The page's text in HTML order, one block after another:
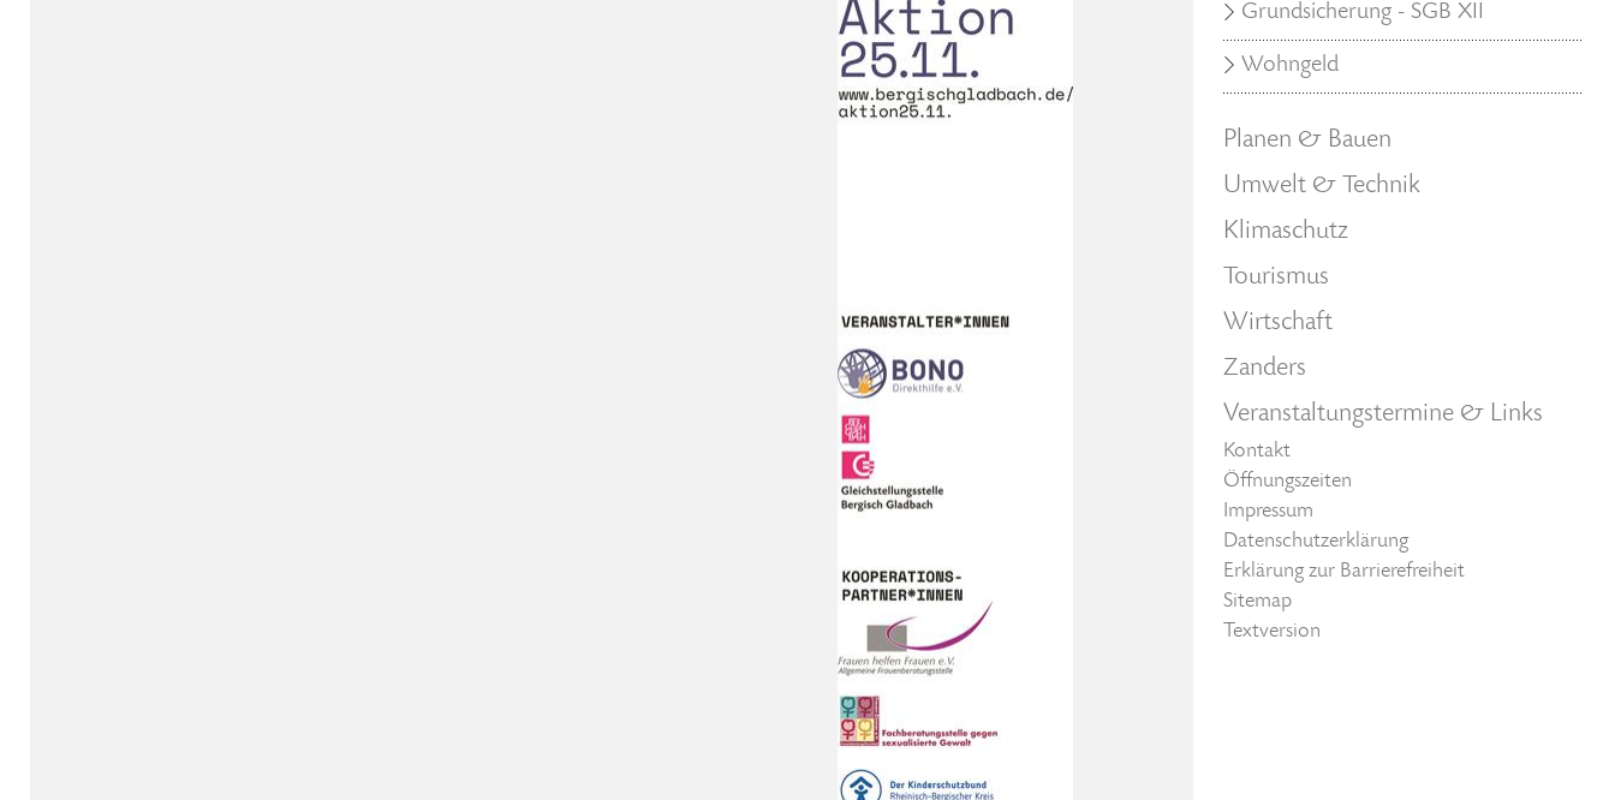
Grundsicherung - SGB XII
Wohngeld
Planen & Bauen
Umwelt & Technik
Klimaschutz
Tourismus
Wirtschaft
Zanders
Veranstaltungstermine & Links
Kontakt
Öffnungszeiten
Impressum
Datenschutzerklärung
Erklärung zur Barrierefreiheit
Sitemap
Textversion